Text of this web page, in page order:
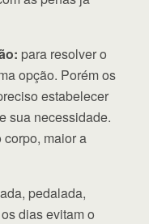
para resolver o
opção. Porém os
estabelecer
sua necessidade.
maior a
pedalada,
dias evitam o